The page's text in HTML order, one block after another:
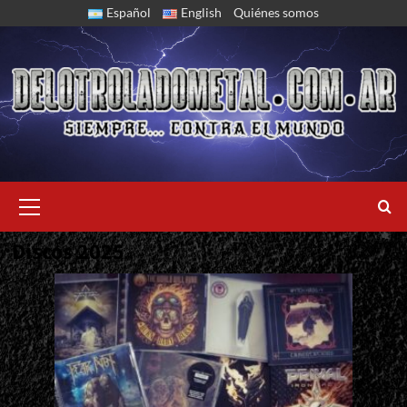
Español English Quiénes somos
Menu
Discos 2025